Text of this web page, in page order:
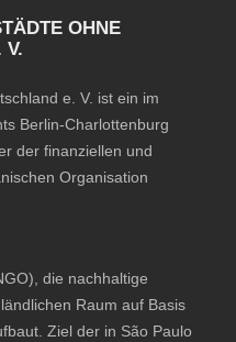
OHNE
V.
e. V. ist ein im
Berlin-Charlottenburg
der finanziellen und
Organisation
die nachhaltige
Raum auf Basis
Ziel der in São Paulo